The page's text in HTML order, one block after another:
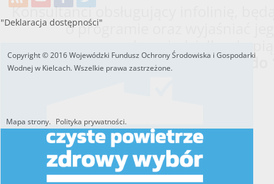
Konsultanci obsługujący infolinię,
o programie oraz wyjaśniać
od poniedziałku do
w godzinachod 8:00 do
"Deklaracja dostępności"
Copyright © 2016 Wojewódzki Fundusz Ochrony Środowiska i Gospodarki
Wodnej w Kielcach. Wszelkie prawa zastrzeżone.
Mapa strony. Polityka prywatności.
Utworzono przez W.S.ds.IT M & P